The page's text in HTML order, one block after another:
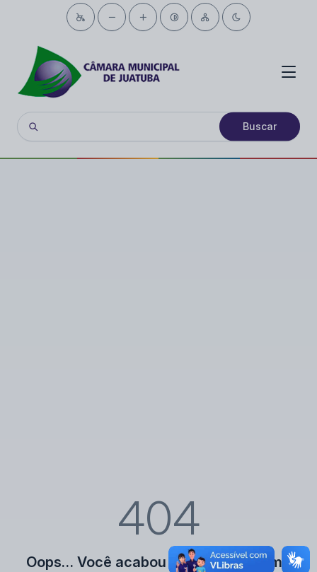
Buscar
404
Oops… Você acabou de encontrar uma